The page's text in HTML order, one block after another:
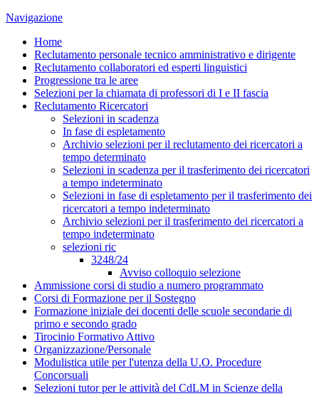
Navigazione
Home
Reclutamento personale tecnico amministrativo e dirigente
Reclutamento collaboratori ed esperti linguistici
Progressione tra le aree
Selezioni per la chiamata di professori di I e II fascia
Reclutamento Ricercatori
Selezioni in scadenza
In fase di espletamento
Archivio selezioni per il reclutamento dei ricercatori a
tempo determinato
Selezioni in scadenza per il trasferimento dei ricercatori
a tempo indeterminato
Selezioni in fase di espletamento per il trasferimento dei
ricercatori a tempo indeterminato
Archivio selezioni per il trasferimento dei ricercatori a
tempo indeterminato
selezioni ric
3248/24
Avviso colloquio selezione
Ammissione corsi di studio a numero programmato
Corsi di Formazione per il Sostegno
Formazione iniziale dei docenti delle scuole secondarie di
primo e secondo grado
Tirocinio Formativo Attivo
Organizzazione/Personale
Modulistica utile per l'utenza della U.O. Procedure
Concorsuali
Selezioni tutor per le attività del CdLM in Scienze della